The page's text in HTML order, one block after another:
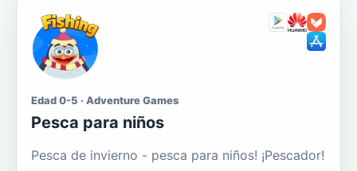
Edad 0-5 · Adventure Games
Pesca para niños
Pesca de invierno - pesca para niños! ¡Pescador!